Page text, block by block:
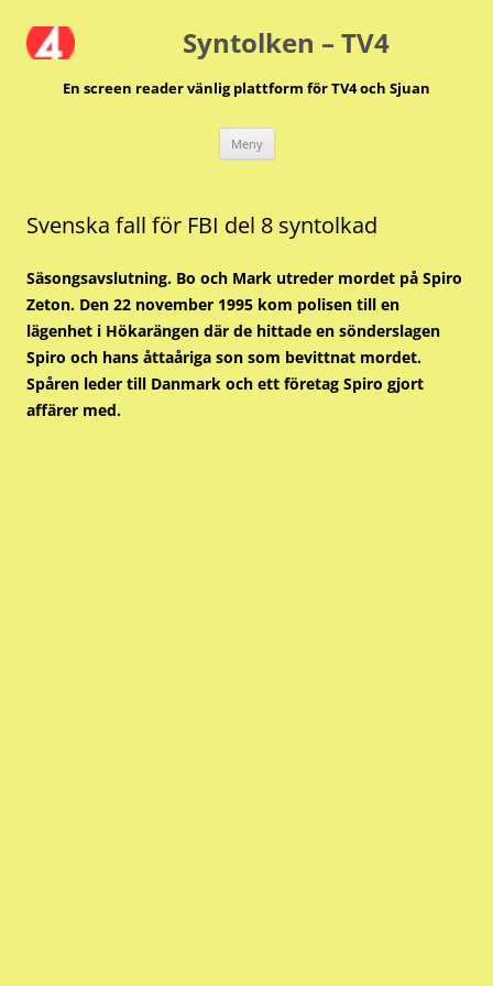
till
innehåll Syntolken – TV4
En screen reader vänlig plattform för TV4 och Sjuan
Meny
Svenska fall för FBI del 8 syntolkad
Säsongsavslutning. Bo och Mark utreder mordet på Spiro
Zeton. Den 22 november 1995 kom polisen till en
lägenhet i Hökarängen där de hittade en sönderslagen
Spiro och hans åttaåriga son som bevittnat mordet.
Spåren leder till Danmark och ett företag Spiro gjort
affärer med.